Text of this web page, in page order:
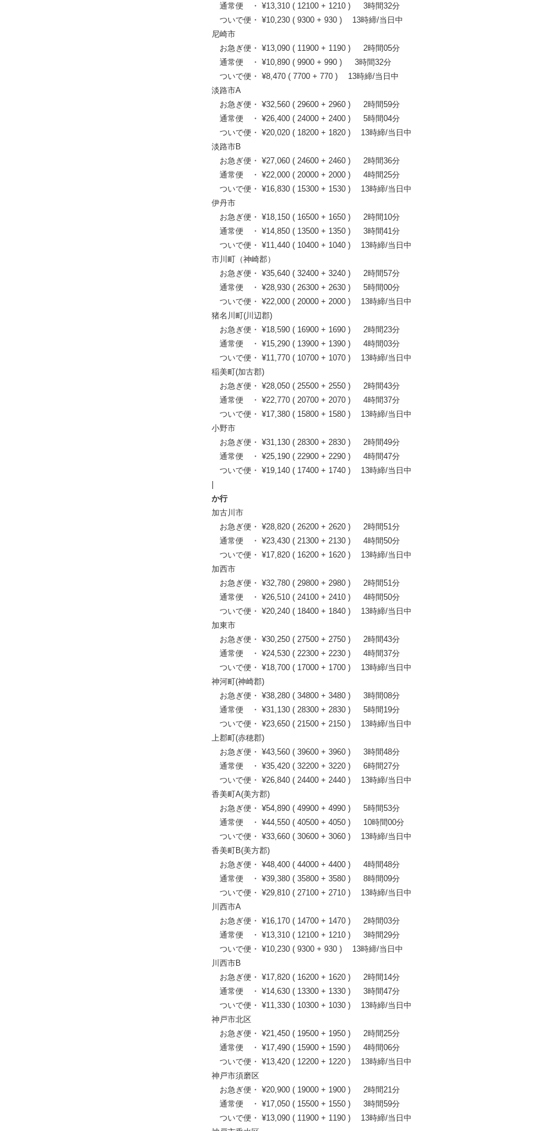
通常便 ・ ¥13,310 ( 12100 + 1210 ) 3時間32分
ついで便・ ¥10,230 ( 9300 + 930 ) 13時締/当日中
尼崎市
お急ぎ便・ ¥13,090 ( 11900 + 1190 ) 2時間05分
通常便 ・ ¥10,890 ( 9900 + 990 ) 3時間32分
ついで便・ ¥8,470 ( 7700 + 770 ) 13時締/当日中
淡路市A
お急ぎ便・ ¥32,560 ( 29600 + 2960 ) 2時間59分
通常便 ・ ¥26,400 ( 24000 + 2400 ) 5時間04分
ついで便・ ¥20,020 ( 18200 + 1820 ) 13時締/当日中
淡路市B
お急ぎ便・ ¥27,060 ( 24600 + 2460 ) 2時間36分
通常便 ・ ¥22,000 ( 20000 + 2000 ) 4時間25分
ついで便・ ¥16,830 ( 15300 + 1530 ) 13時締/当日中
伊丹市
お急ぎ便・ ¥18,150 ( 16500 + 1650 ) 2時間10分
通常便 ・ ¥14,850 ( 13500 + 1350 ) 3時間41分
ついで便・ ¥11,440 ( 10400 + 1040 ) 13時締/当日中
市川町（神崎郡）
お急ぎ便・ ¥35,640 ( 32400 + 3240 ) 2時間57分
通常便 ・ ¥28,930 ( 26300 + 2630 ) 5時間00分
ついで便・ ¥22,000 ( 20000 + 2000 ) 13時締/当日中
猪名川町(川辺郡)
お急ぎ便・ ¥18,590 ( 16900 + 1690 ) 2時間23分
通常便 ・ ¥15,290 ( 13900 + 1390 ) 4時間03分
ついで便・ ¥11,770 ( 10700 + 1070 ) 13時締/当日中
稲美町(加古郡)
お急ぎ便・ ¥28,050 ( 25500 + 2550 ) 2時間43分
通常便 ・ ¥22,770 ( 20700 + 2070 ) 4時間37分
ついで便・ ¥17,380 ( 15800 + 1580 ) 13時締/当日中
小野市
お急ぎ便・ ¥31,130 ( 28300 + 2830 ) 2時間49分
通常便 ・ ¥25,190 ( 22900 + 2290 ) 4時間47分
ついで便・ ¥19,140 ( 17400 + 1740 ) 13時締/当日中
か行
加古川市
お急ぎ便・ ¥28,820 ( 26200 + 2620 ) 2時間51分
通常便 ・ ¥23,430 ( 21300 + 2130 ) 4時間50分
ついで便・ ¥17,820 ( 16200 + 1620 ) 13時締/当日中
加西市
お急ぎ便・ ¥32,780 ( 29800 + 2980 ) 2時間51分
通常便 ・ ¥26,510 ( 24100 + 2410 ) 4時間50分
ついで便・ ¥20,240 ( 18400 + 1840 ) 13時締/当日中
加東市
お急ぎ便・ ¥30,250 ( 27500 + 2750 ) 2時間43分
通常便 ・ ¥24,530 ( 22300 + 2230 ) 4時間37分
ついで便・ ¥18,700 ( 17000 + 1700 ) 13時締/当日中
神河町(神崎郡)
お急ぎ便・ ¥38,280 ( 34800 + 3480 ) 3時間08分
通常便 ・ ¥31,130 ( 28300 + 2830 ) 5時間19分
ついで便・ ¥23,650 ( 21500 + 2150 ) 13時締/当日中
上郡町(赤穂郡)
お急ぎ便・ ¥43,560 ( 39600 + 3960 ) 3時間48分
通常便 ・ ¥35,420 ( 32200 + 3220 ) 6時間27分
ついで便・ ¥26,840 ( 24400 + 2440 ) 13時締/当日中
香美町A(美方郡)
お急ぎ便・ ¥54,890 ( 49900 + 4990 ) 5時間53分
通常便 ・ ¥44,550 ( 40500 + 4050 ) 10時間00分
ついで便・ ¥33,660 ( 30600 + 3060 ) 13時締/当日中
香美町B(美方郡)
お急ぎ便・ ¥48,400 ( 44000 + 4400 ) 4時間48分
通常便 ・ ¥39,380 ( 35800 + 3580 ) 8時間09分
ついで便・ ¥29,810 ( 27100 + 2710 ) 13時締/当日中
川西市A
お急ぎ便・ ¥16,170 ( 14700 + 1470 ) 2時間03分
通常便 ・ ¥13,310 ( 12100 + 1210 ) 3時間29分
ついで便・ ¥10,230 ( 9300 + 930 ) 13時締/当日中
川西市B
お急ぎ便・ ¥17,820 ( 16200 + 1620 ) 2時間14分
通常便 ・ ¥14,630 ( 13300 + 1330 ) 3時間47分
ついで便・ ¥11,330 ( 10300 + 1030 ) 13時締/当日中
神戸市北区
お急ぎ便・ ¥21,450 ( 19500 + 1950 ) 2時間25分
通常便 ・ ¥17,490 ( 15900 + 1590 ) 4時間06分
ついで便・ ¥13,420 ( 12200 + 1220 ) 13時締/当日中
神戸市須磨区
お急ぎ便・ ¥20,900 ( 19000 + 1900 ) 2時間21分
通常便 ・ ¥17,050 ( 15500 + 1550 ) 3時間59分
ついで便・ ¥13,090 ( 11900 + 1190 ) 13時締/当日中